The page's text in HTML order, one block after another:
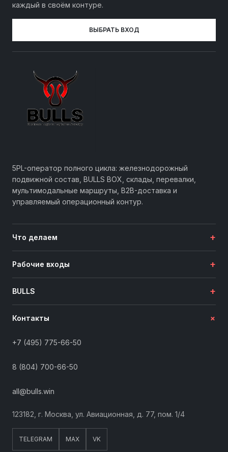
каждый в своём контуре.
ВЫБРАТЬ ВХОД
5PL-оператор полного цикла: железнодорожный
подвижной состав, BULLS BOX, склады, перевалки,
мультимодальные маршруты, B2B-доставка и
управляемый операционный контур.
Что делаем +
Рабочие входы +
BULLS +
Контакты +
+7 (495) 775-66-50
8 (804) 700-66-50
all@bulls.win
123182, г. Москва, ул. Авиационная, д. 77, пом. 1/4
TELEGRAM MAX VK